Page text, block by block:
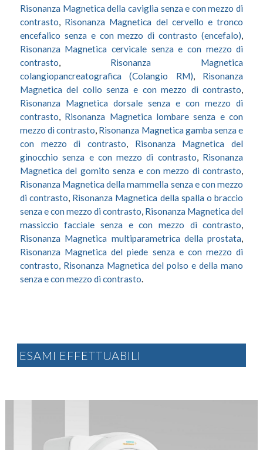
Risonanza Magnetica della caviglia senza e con mezzo di
contrasto, Risonanza Magnetica del cervello e tronco
encefalico senza e con mezzo di contrasto (encefalo),
Risonanza Magnetica cervicale senza e con mezzo di
contrasto, Risonanza Magnetica
colangiopancreatografica (Colangio RM), Risonanza
Magnetica del collo senza e con mezzo di contrasto,
Risonanza Magnetica dorsale senza e con mezzo di
contrasto, Risonanza Magnetica lombare senza e con
mezzo di contrasto, Risonanza Magnetica gamba senza e
con mezzo di contrasto, Risonanza Magnetica del
ginocchio senza e con mezzo di contrasto, Risonanza
Magnetica del gomito senza e con mezzo di contrasto,
Risonanza Magnetica della mammella senza e con mezzo
di contrasto, Risonanza Magnetica della spalla o braccio
senza e con mezzo di contrasto, Risonanza Magnetica del
massiccio facciale senza e con mezzo di contrasto,
Risonanza Magnetica multiparametrica della prostata,
Risonanza Magnetica del piede senza e con mezzo di
contrasto, Risonanza Magnetica del polso e della mano
senza e con mezzo di contrasto.